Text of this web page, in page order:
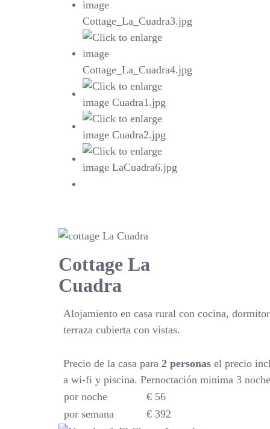
Cottage La
Cuadra
Alojamiento en casa rural con cocina,
terraza cubierta con vistas.
Precio de la casa para 2 personasel precio
a wi-fi y piscina. Pernoctación minima 3
por noche
€ 56
por semana
€ 392